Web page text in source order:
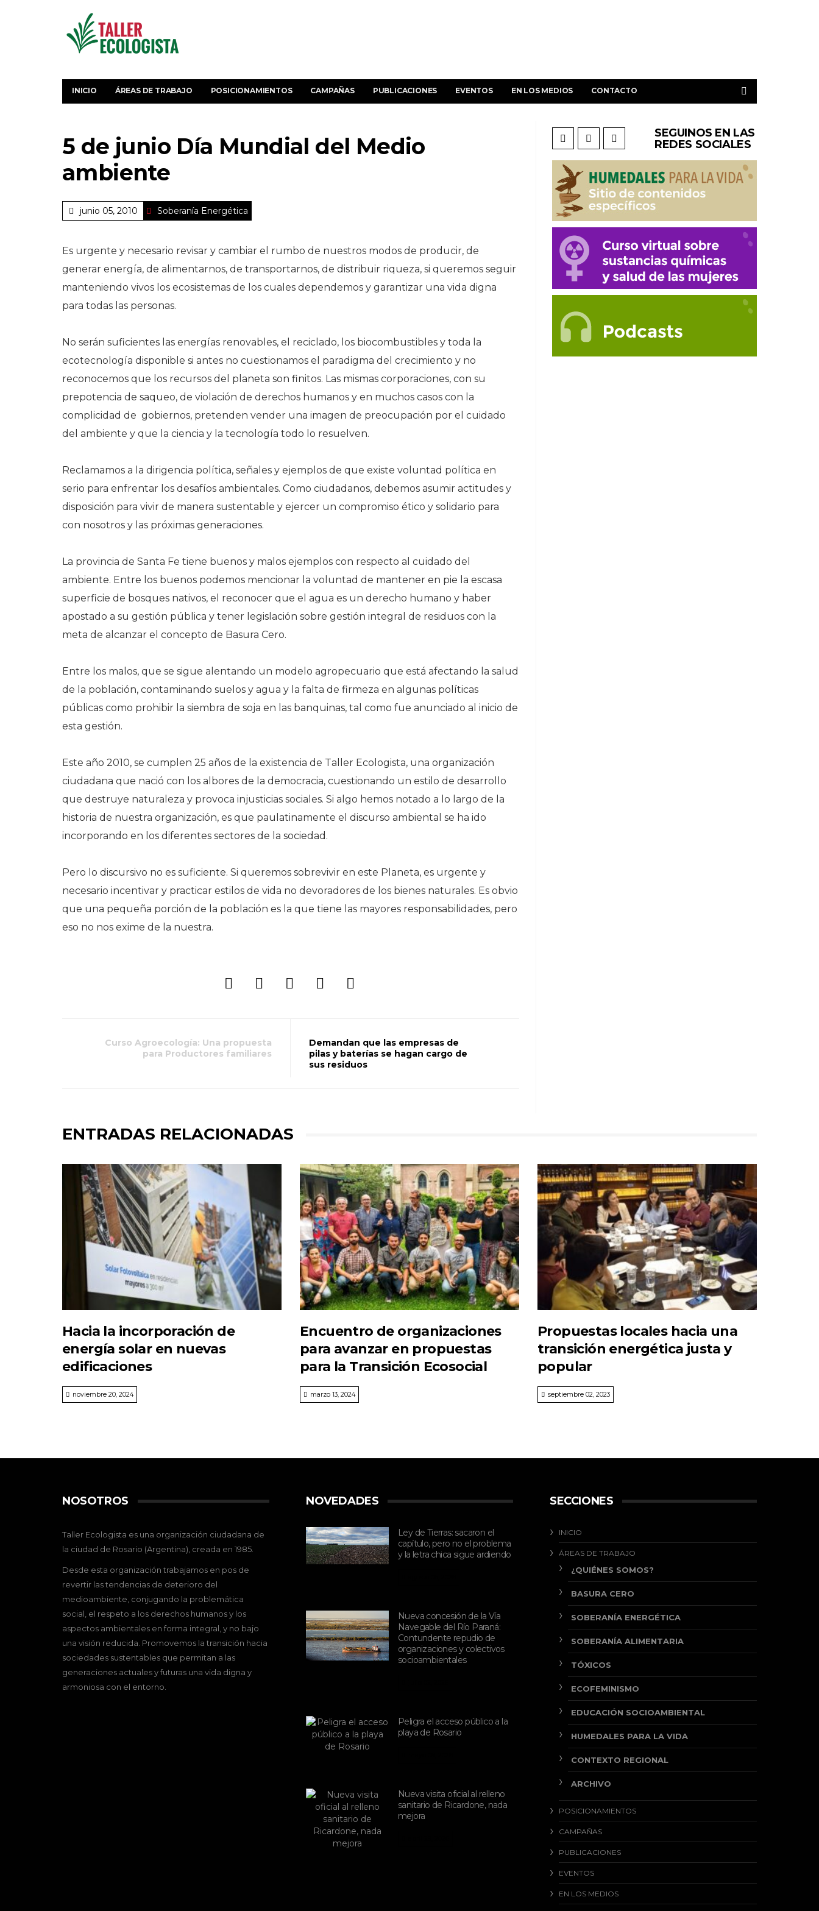
INICIO ÁREAS DE TRABAJO POSICIONAMIENTOS CAMPAÑAS PUBLICACIONES EVENTOS EN LOS MEDIOS CONTACTO
5 de junio Día Mundial del Medio
ambiente
junio 05, 2010 Soberanía Energética
Es urgente y necesario revisar y cambiar el rumbo de nuestros modos de producir, de
generar energía, de alimentarnos, de transportarnos, de distribuir riqueza, si queremos seguir
manteniendo vivos los ecosistemas de los cuales dependemos y garantizar una vida digna
para todas las personas.
No serán suficientes las energías renovables, el reciclado, los biocombustibles y toda la
ecotecnología disponible si antes no cuestionamos el paradigma del crecimiento y no
reconocemos que los recursos del planeta son finitos. Las mismas corporaciones, con su
prepotencia de saqueo, de violación de derechos humanos y en muchos casos con la
complicidad de gobiernos, pretenden vender una imagen de preocupación por el cuidado
del ambiente y que la ciencia y la tecnología todo lo resuelven.
Reclamamos a la dirigencia política, señales y ejemplos de que existe voluntad política en
serio para enfrentar los desafíos ambientales. Como ciudadanos, debemos asumir actitudes y
disposición para vivir de manera sustentable y ejercer un compromiso ético y solidario para
con nosotros y las próximas generaciones.
La provincia de Santa Fe tiene buenos y malos ejemplos con respecto al cuidado del
ambiente. Entre los buenos podemos mencionar la voluntad de mantener en pie la escasa
superficie de bosques nativos, el reconocer que el agua es un derecho humano y haber
apostado a su gestión pública y tener legislación sobre gestión integral de residuos con la
meta de alcanzar el concepto de Basura Cero.
Entre los malos, que se sigue alentando un modelo agropecuario que está afectando la salud
de la población, contaminando suelos y agua y la falta de firmeza en algunas políticas
públicas como prohibir la siembra de soja en las banquinas, tal como fue anunciado al inicio de
esta gestión.
Este año 2010, se cumplen 25 años de la existencia de Taller Ecologista, una organización
ciudadana que nació con los albores de la democracia, cuestionando un estilo de desarrollo
que destruye naturaleza y provoca injusticias sociales. Si algo hemos notado a lo largo de la
historia de nuestra organización, es que paulatinamente el discurso ambiental se ha ido
incorporando en los diferentes sectores de la sociedad.
Pero lo discursivo no es suficiente. Si queremos sobrevivir en este Planeta, es urgente y
necesario incentivar y practicar estilos de vida no devoradores de los bienes naturales. Es obvio
que una pequeña porción de la población es la que tiene las mayores responsabilidades, pero
eso no nos exime de la nuestra.
Curso Agroecología: Una propuesta
para Productores familiares
Demandan que las empresas de
pilas y baterías se hagan cargo de
sus residuos
SEGUINOS EN LAS
REDES SOCIALES
ENTRADAS RELACIONADAS
Hacia la incorporación de
energía solar en nuevas
edificaciones
noviembre 20, 2024
Encuentro de organizaciones
para avanzar en propuestas
para la Transición Ecosocial
marzo 13, 2024
Propuestas locales hacia una
transición energética justa y
popular
septiembre 02, 2023
NOSOTROS
Taller Ecologista es una organización ciudadana de
la ciudad de Rosario (Argentina), creada en 1985.
Desde esta organización trabajamos en pos de
revertir las tendencias de deterioro del
medioambiente, conjugando la problemática
social, el respeto a los derechos humanos y los
aspectos ambientales en forma integral, y no bajo
una visión reducida. Promovemos la transición hacia
sociedades sustentables que permitan a las
generaciones actuales y futuras una vida digna y
armoniosa con el entorno.
NOVEDADES
Ley de Tierras: sacaron el
capítulo, pero no el problema
y la letra chica sigue ardiendo
Nueva concesión de la Vía
Navegable del Río Paraná:
Contundente repudio de
organizaciones y colectivos
socioambientales
Peligra el acceso público a la
playa de Rosario
Nueva visita oficial al relleno
sanitario de Ricardone, nada
mejora
SECCIONES
INICIO
ÁREAS DE TRABAJO
¿QUIÉNES SOMOS?
BASURA CERO
SOBERANÍA ENERGÉTICA
SOBERANÍA ALIMENTARIA
TÓXICOS
ECOFEMINISMO
EDUCACIÓN SOCIOAMBIENTAL
HUMEDALES PARA LA VIDA
CONTEXTO REGIONAL
ARCHIVO
POSICIONAMIENTOS
CAMPAÑAS
PUBLICACIONES
EVENTOS
EN LOS MEDIOS